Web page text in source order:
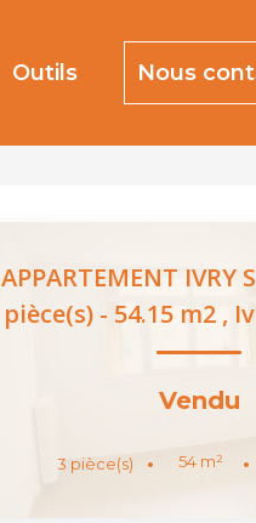
Outils Nous
APPARTEMENT IVRY
pièce(s) - 54.15 m2 ,
Vendu
3 pièce(s) 54 m²